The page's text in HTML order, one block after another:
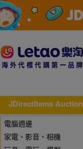
JDirectItems Auction
電腦週邊
家電、影音、相機